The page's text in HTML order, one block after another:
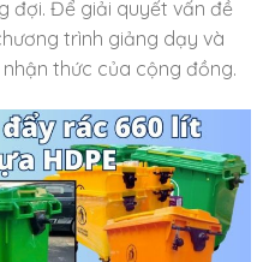
đợi. Để giải quyết vấn đề
trình giảng dạy và
thức của cộng đồng.